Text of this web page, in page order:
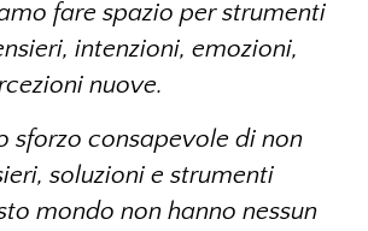
fare spazio per strumenti
intenzioni, emozioni,
nuove.
sforzo consapevole di non
soluzioni e strumenti
mondo non hanno nessun